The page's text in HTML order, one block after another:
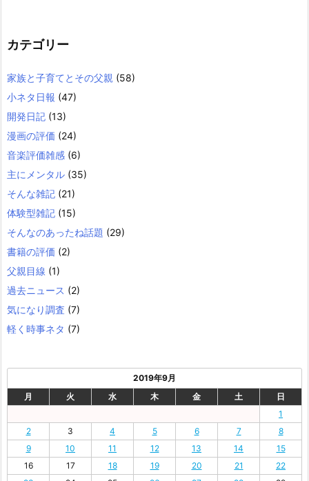
カテゴリー
家族と子育てとその父親 (58)
小ネタ日報 (47)
開発日記 (13)
漫画の評価 (24)
音楽評価雑感 (6)
主にメンタル (35)
そんな雑記 (21)
体験型雑記 (15)
そんなのあったね話題 (29)
書籍の評価 (2)
父親目線 (1)
過去ニュース (2)
気になり調査 (7)
軽く時事ネタ (7)
2019年9月
月
火 水 木 金 土
日
1
2
3 4 5 6 7
8
9
10 11 12 13 14
15
16
17 18 19 20 21
22